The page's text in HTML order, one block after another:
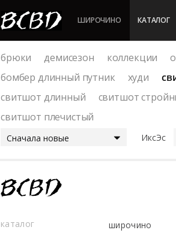
ШИРОЧИНО КАТАЛОГ
брюки демисезон коллекции
бомбер длинный путник
худи
свитшот длинный
свитшот
свитшот плечистый
Сначала новые ИксЭс
каталог
широчино